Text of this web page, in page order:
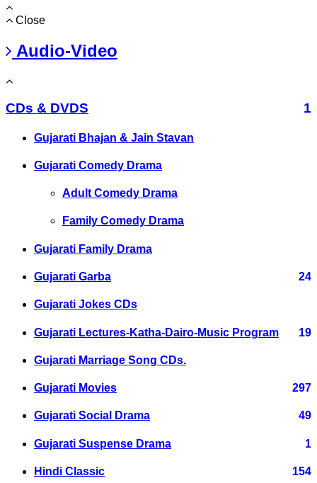
Close
Audio-Video
CDs & DVDS 1
Gujarati Bhajan & Jain Stavan
Gujarati Comedy Drama
Adult Comedy Drama
Family Comedy Drama
Gujarati Family Drama
Gujarati Garba 24
Gujarati Jokes CDs
Gujarati Lectures-Katha-Dairo-Music Program 19
Gujarati Marriage Song CDs.
Gujarati Movies 297
Gujarati Social Drama 49
Gujarati Suspense Drama 1
Hindi Classic 154